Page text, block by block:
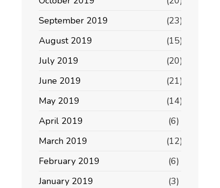
September 2019
(23)
August 2019
(15)
July 2019
(20)
June 2019
(21)
May 2019
(14)
April 2019
(6)
March 2019
(12)
February 2019
(6)
January 2019
(3)